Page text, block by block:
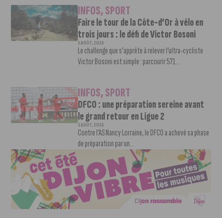
INFOS,SPORT
Faire le tour de la Côte-d’Or à vélo en
trois jours : le défi de Victor Bosoni
5 AOÛT, 2026
Le challenge que s’apprête à relever l’ultra-cycliste
Victor Bosoni est simple : parcourir 571...
INFOS,SPORT
DFCO : une préparation sereine avant
le grand retour en Ligue 2
3 AOÛT, 2026
Contre l’AS Nancy Lorraine, le DFCO a achevé sa phase
de préparation par un...